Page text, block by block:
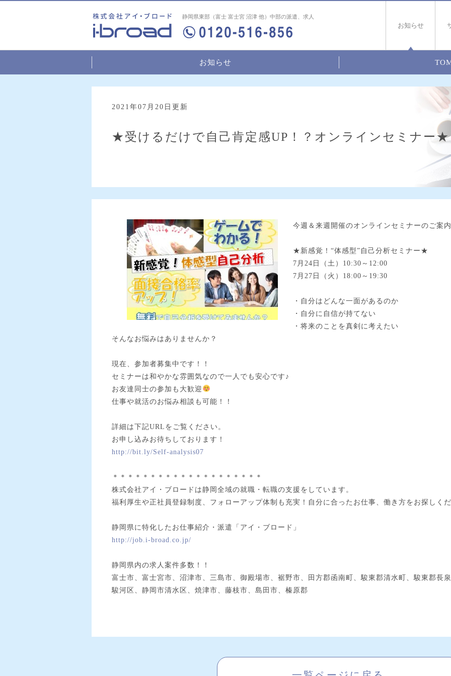
静岡県東部（富士 富士宮 沼津 他）中部の派遣、求人
お知らせ
お知らせ
★受けるだけで自己肯定感UP！？オンラインセミナー★
2021年07月20日更新
今週＆来週開催のオンラインセミナーのご案
★新感覚！“体感型”自己分析セミナー★
7月24日（土）10:30～12:00
7月27日（火）18:00～19:30
・自分はどんな一面があるのか
・自分に自信が持てない
・将来のことを真剣に考えたい
そんなお悩みはありませんか？
現在、参加者募集中です！！
セミナーは和やかな雰囲気なので一人でも安心です♪
お友達同士の参加も大歓迎
仕事や就活のお悩み相談も可能！！
詳細は下記URLをご覧ください。
お申し込みお待ちしております！
http://bit.ly/Self-analysis07
＊＊＊＊＊＊＊＊＊＊＊＊＊＊＊＊＊＊＊＊
株式会社アイ・ブロードは静岡全域の就職・転職の支援をしています。
福利厚生や正社員登録制度、フォローアップ体制も充実！自分に合ったお仕事、働き方をお探しく
静岡県に特化したお仕事紹介・派遣「アイ・ブロード」
http://job.i-broad.co.jp/
静岡県内の求人案件多数！！
富士市、富士宮市、沼津市、三島市、御殿場市、裾野市、田方郡函南町、駿東郡清水町、駿東郡長
駿河区、静岡市清水区、焼津市、藤枝市、島田市、榛原郡